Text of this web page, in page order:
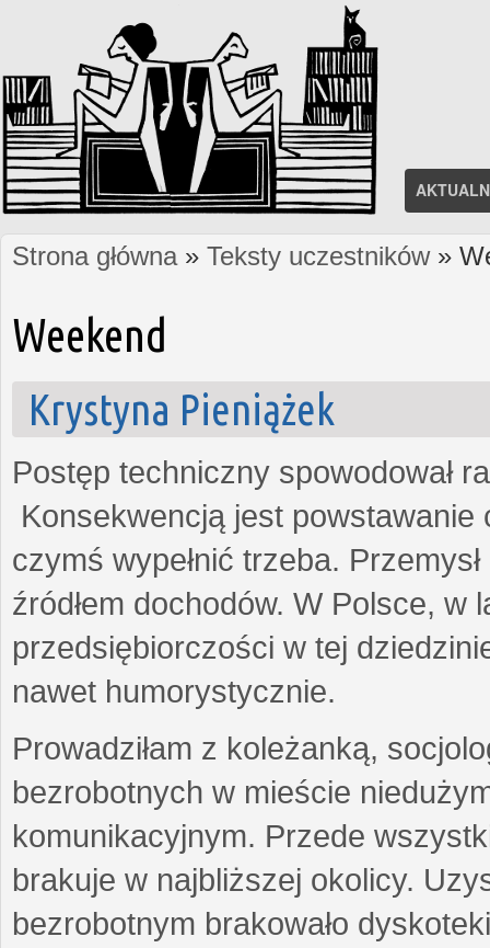
Jesteś tutaj
Strona główna» Teksty uczestników»
Weekend
Krystyna Pieniążek
Postęp techniczny spowodował
Konsekwencją jest
czymś wypełnić trzeba.
źródłem dochodów. W Polsce, w
przedsiębiorczości w tej
nawet humorystycznie.
Prowadziłam z koleżanką,
bezrobotnych w mieście
komunikacyjnym. Przede
brakuje w najbliższej okolicy.
bezrobotnym brakowało